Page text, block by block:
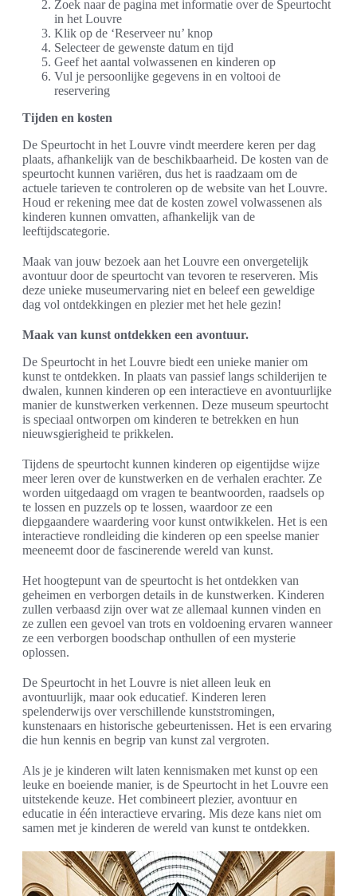
Zoek naar de pagina met informatie over de Speurtocht
in het Louvre
Klik op de ‘Reserveer nu’ knop
Selecteer de gewenste datum en tijd
Geef het aantal volwassenen en kinderen op
Vul je persoonlijke gegevens in en voltooi de
reservering
Tijden en kosten
De Speurtocht in het Louvre vindt meerdere keren per dag
plaats, afhankelijk van de beschikbaarheid. De kosten van de
speurtocht kunnen variëren, dus het is raadzaam om de
actuele tarieven te controleren op de website van het Louvre.
Houd er rekening mee dat de kosten zowel volwassenen als
kinderen kunnen omvatten, afhankelijk van de
leeftijdscategorie.
Maak van jouw bezoek aan het Louvre een onvergetelijk
avontuur door de speurtocht van tevoren te reserveren. Mis
deze unieke museumervaring niet en beleef een geweldige
dag vol ontdekkingen en plezier met het hele gezin!
Maak van kunst ontdekken een avontuur.
De Speurtocht in het Louvre biedt een unieke manier om
kunst te ontdekken. In plaats van passief langs schilderijen te
dwalen, kunnen kinderen op een interactieve en avontuurlijke
manier de kunstwerken verkennen. Deze museum speurtocht
is speciaal ontworpen om kinderen te betrekken en hun
nieuwsgierigheid te prikkelen.
Tijdens de speurtocht kunnen kinderen op eigentijdse wijze
meer leren over de kunstwerken en de verhalen erachter. Ze
worden uitgedaagd om vragen te beantwoorden, raadsels op
te lossen en puzzels op te lossen, waardoor ze een
diepgaandere waardering voor kunst ontwikkelen. Het is een
interactieve rondleiding die kinderen op een speelse manier
meeneemt door de fascinerende wereld van kunst.
Het hoogtepunt van de speurtocht is het ontdekken van
geheimen en verborgen details in de kunstwerken. Kinderen
zullen verbaasd zijn over wat ze allemaal kunnen vinden en
ze zullen een gevoel van trots en voldoening ervaren wanneer
ze een verborgen boodschap onthullen of een mysterie
oplossen.
De Speurtocht in het Louvre is niet alleen leuk en
avontuurlijk, maar ook educatief. Kinderen leren
spelenderwijs over verschillende kunststromingen,
kunstenaars en historische gebeurtenissen. Het is een ervaring
die hun kennis en begrip van kunst zal vergroten.
Als je je kinderen wilt laten kennismaken met kunst op een
leuke en boeiende manier, is de Speurtocht in het Louvre een
uitstekende keuze. Het combineert plezier, avontuur en
educatie in één interactieve ervaring. Mis deze kans niet om
samen met je kinderen de wereld van kunst te ontdekken.